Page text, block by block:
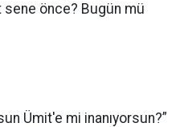
sene önce? Bugün mü
Ümit'e mi inanıyorsun?”